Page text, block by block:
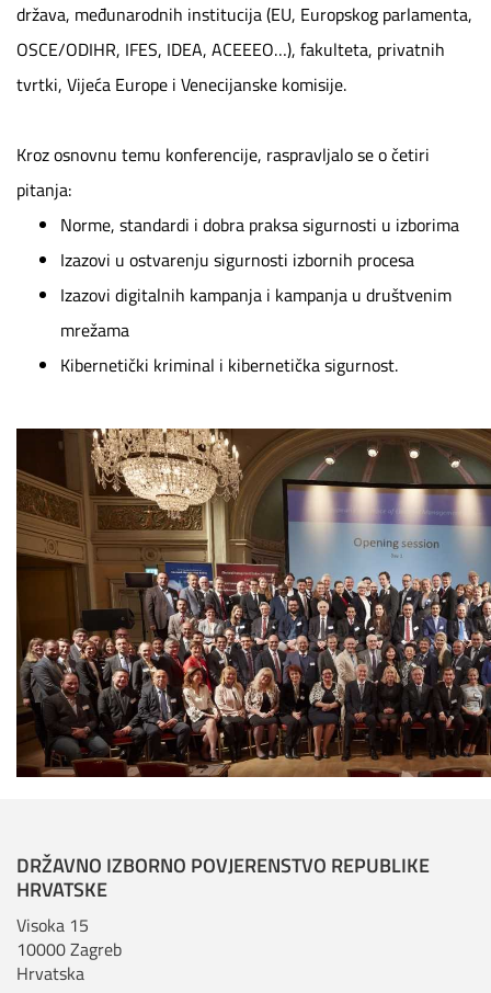
država, međunarodnih institucija (EU, Europskog parlamenta,
OSCE/ODIHR, IFES, IDEA, ACEEEO…), fakulteta, privatnih
tvrtki, Vijeća Europe i Venecijanske komisije.
Kroz osnovnu temu konferencije, raspravljalo se o četiri
pitanja:
Norme, standardi i dobra praksa sigurnosti u izborima
Izazovi u ostvarenju sigurnosti izbornih procesa
Izazovi digitalnih kampanja i kampanja u društvenim
mrežama
Kibernetički kriminal i kibernetička sigurnost.
DRŽAVNO IZBORNO POVJERENSTVO REPUBLIKE
HRVATSKE
Visoka 15
10000 Zagreb
Hrvatska